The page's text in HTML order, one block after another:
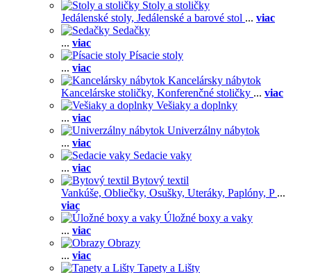
Stoly a stoličky
Jedálenské stoly, Jedálenské a barové stol ... viac
Sedačky
... viac
Písacie stoly
... viac
Kancelársky nábytok
Kancelárske stoličky, Konferenčné stoličky ... viac
Vešiaky a doplnky
... viac
Univerzálny nábytok
... viac
Sedacie vaky
... viac
Bytový textil
Vankúše, Obliečky, Osušky, Uteráky, Paplóny, P ...
viac
Úložné boxy a vaky
... viac
Obrazy
... viac
Tapety a Lišty